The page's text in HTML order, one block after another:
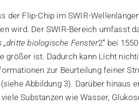
der Flip-Chip im SWIR-
wird. Der SWIR-Bereich umfasst
„dritte biologische Fenster2“ bei
größer ist. Dadurch kann Licht
zur Beurteilung feiner
Abbildung 3). Darüber hinaus
Substanzen wie Wasser,